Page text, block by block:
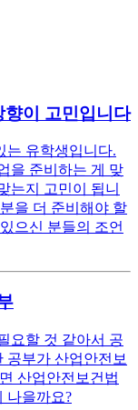
이 고민입니다
는 유학생입니다.
을 준비하는 게 맞
는지 고민이 됩니
을 더 준비해야 할
으신 분들의 조언
요할 것 같아서 공
공부가 산업안전보
산업안전보건법
나을까요?